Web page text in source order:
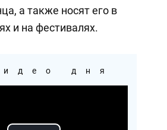
а также носят его в
и на фестивалях.
дня